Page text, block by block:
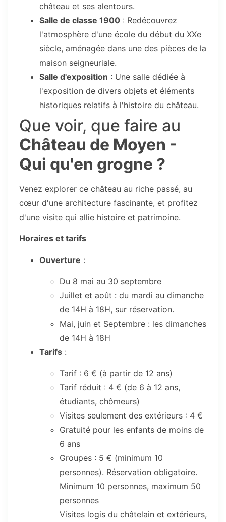
château et ses alentours.
Salle de classe 1900 : Redécouvrez
l'atmosphère d'une école du début du XXe
siècle, aménagée dans une des pièces de la
maison seigneuriale.
Salle d'exposition : Une salle dédiée à
l'exposition de divers objets et éléments
historiques relatifs à l'histoire du château.
Que voir, que faire au
Château de Moyen -
Qui qu'en grogne ?
Venez explorer ce château au riche passé, au
cœur d'une architecture fascinante, et profitez
d'une visite qui allie histoire et patrimoine.
Horaires et tarifs
Ouverture :
Du 8 mai au 30 septembre
Juillet et août : du mardi au dimanche
de 14H à 18H, sur réservation.
Mai, juin et Septembre : les dimanches
de 14H à 18H
Tarifs :
Tarif : 6 € (à partir de 12 ans)
Tarif réduit : 4 € (de 6 à 12 ans,
étudiants, chômeurs)
Visites seulement des extérieurs : 4 €
Gratuité pour les enfants de moins de
6 ans
Groupes : 5 € (minimum 10
personnes). Réservation obligatoire.
Minimum 10 personnes, maximum 50
personnes
Visites logis du châtelain et extérieurs,